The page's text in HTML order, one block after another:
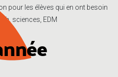
pour les élèves qui en ont besoin
sciences, EDM